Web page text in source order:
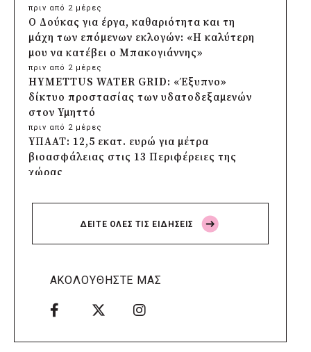
πριν από 2 μέρες
Ο Δούκας για έργα, καθαριότητα και τη
μάχη των επόμενων εκλογών: «Η καλύτερη
μου να κατέβει ο Μπακογιάννης»
πριν από 2 μέρες
HYMETTUS WATER GRID: «Έξυπνο»
δίκτυο προστασίας των υδατοδεξαμενών
στον Υμηττό
πριν από 2 μέρες
ΥΠΑΑΤ: 12,5 εκατ. ευρώ για μέτρα
βιοασφάλειας στις 13 Περιφέρειες της
χώρας
Πρέσπεια 2026: Έξι ημέρες πολιτισμού,
μουσικής και γαστρονομίας στη Φλώρινα
Δήμος Πέλλας: Σε προσωρινή αναστολή
πριν από 2 μέρες
Δήμος Ελληνικού – Αργυρούπολης για το
Seoul Smart City Prize 2026
ΔΕΙΤΕ ΟΛΕΣ ΤΙΣ ΕΙΔΗΣΕΙΣ
ΑΚΟΛΟΥΘΗΣΤΕ ΜΑΣ